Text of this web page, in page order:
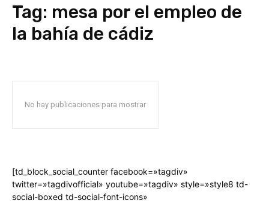
Tag: mesa por el empleo de
la bahía de cádiz
No hay publicaciones para mostrar
[td_block_social_counter facebook=»tagdiv»
twitter=»tagdivofficial» youtube=»tagdiv» style=»style8 td-
social-boxed td-social-font-icons»